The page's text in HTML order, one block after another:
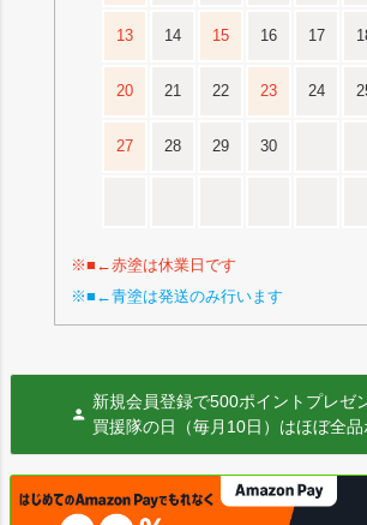
13 14 15 16 17
20 21 22 23 24
27 28 29 30
※■←赤塗は休業日です
※■←青塗は発送のみ行います
新規会員登録で500ポイントプレゼ
買援隊の日（毎月10日）はほぼ全